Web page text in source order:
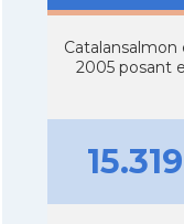
2005 posant
15.319